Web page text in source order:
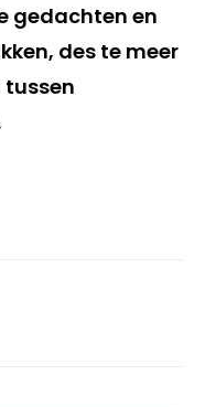
gedachten en
des te meer